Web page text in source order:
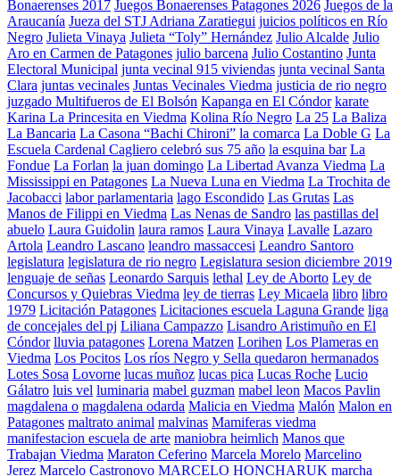
Bonaerenses 2017 Juegos Bonaerenses Patagones 2026 Juegos de la
Araucanía Jueza del STJ Adriana Zaratiegui juicios políticos en Río
Negro Julieta Vinaya Julieta “Toly” Hernández Julio Alcalde Julio
Aro en Carmen de Patagones julio barcena Julio Costantino Junta
Electoral Municipal junta vecinal 915 viviendas junta vecinal Santa
Clara juntas vecinales Juntas Vecinales Viedma justicia de rio negro
juzgado Multifueros de El Bolsón Kapanga en El Cóndor karate
Karina La Princesita en Viedma Kolina Río Negro La 25 La Baliza
La Bancaria La Casona “Bachi Chironi” la comarca La Doble G La
Escuela Cardenal Cagliero celebró sus 75 año la esquina bar La
Fondue La Forlan la juan domingo La Libertad Avanza Viedma La
Mississippi en Patagones La Nueva Luna en Viedma La Trochita de
Jacobacci labor parlamentaria lago Escondido Las Grutas Las
Manos de Filippi en Viedma Las Nenas de Sandro las pastillas del
abuelo Laura Guidolin laura ramos Laura Vinaya Lavalle Lazaro
Artola Leandro Lascano leandro massaccesi Leandro Santoro
legislatura legislatura de rio negro Legislatura sesion diciembre 2019
lenguaje de señas Leonardo Sarquis lethal Ley de Aborto Ley de
Concursos y Quiebras Viedma ley de tierras Ley Micaela libro libro
1979 Licitación Patagones Licitaciones escuela Laguna Grande liga
de concejales del pj Liliana Campazzo Lisandro Aristimuño en El
Cóndor lluvia patagones Lorena Matzen Lorihen Los Plameras en
Viedma Los Pocitos Los ríos Negro y Sella quedaron hermanados
Lotes Sosa Lovorne lucas muñoz lucas pica Lucas Roche Lucio
Gálatro luis vel luminaria mabel guzman mabel leon Macos Pavlin
magdalena o magdalena odarda Malicia en Viedma Malón Malon en
Patagones maltrato animal malvinas Mamiferas viedma
manifestacion escuela de arte maniobra heimlich Manos que
Trabajan Viedma Maraton Ceferino Marcela Morelo Marcelino
Jerez Marcelo Castronovo MARCELO HONCHARUK marcha